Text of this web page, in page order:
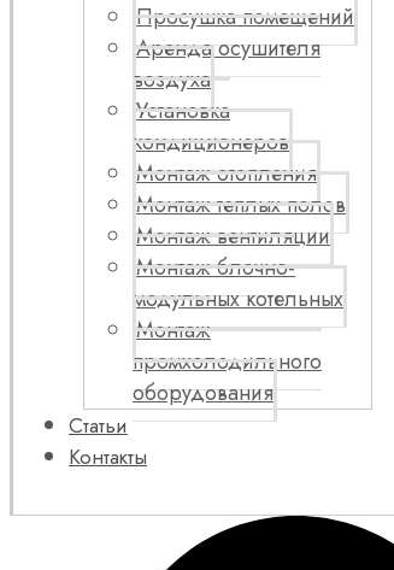
Просушка помещений
Аренда осушителя
воздуха
Установка
кондиционеров
Монтаж отопления
Монтаж теплых полов
Монтаж вентиляции
Монтаж блочно-
модульных котельных
Монтаж
промхолодильного
оборудования
Статьи
Контакты